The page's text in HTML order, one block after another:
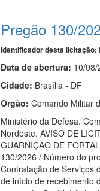
Pregão 130/
Identificador desta licitação:
Data de abertura: 10/
Cidade: Brasília - DF
Orgão: Comando Militar
Ministério da Defesa.
Nordeste. AVISO DE
GUARNIÇÃO DE
130/2026 / Número do
Contratação de Serviços
de início de recebimento